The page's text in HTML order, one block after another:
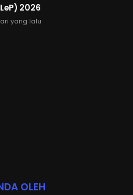
2026
yang lalu
OLEH